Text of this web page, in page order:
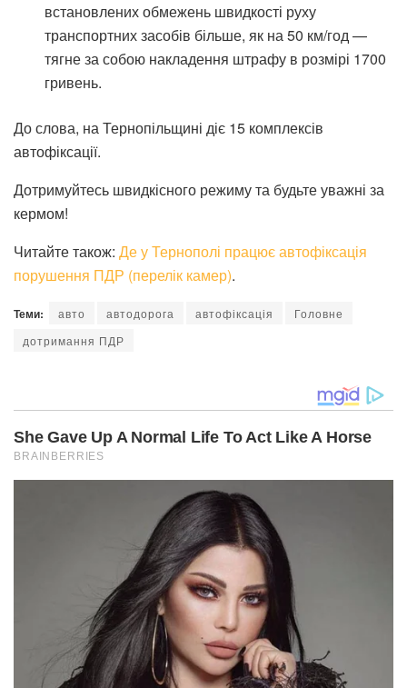
встановлених обмежень швидкості руху
транспортних засобів більше, як на 50 км/год —
тягне за собою накладення штрафу в розмірі 1700
гривень.
До слова, на Тернопільщині діє 1️5 комплексів
автофіксації.
Дотримуйтесь швидкісного режиму та будьте уважні за
кермом!
Читайте також: Де у Тернополі працює автофіксація
порушення ПДР (перелік камер).
Теми: авто автодорога автофіксація
Головне
дотримання ПДР